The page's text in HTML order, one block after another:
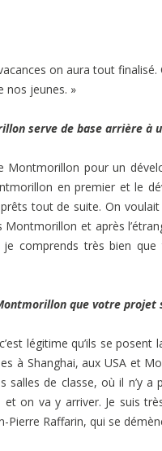
on aura tout
nos jeunes. »
serve de base arrière
pour un
en premier et le
tout de suite. On
et après
je comprends très bien
que votre projet
légitime qu’ils se
à Shanghai, aux USA et
salles de classe, où il n’y
on va y arriver. Je suis
Raffarin, qui se